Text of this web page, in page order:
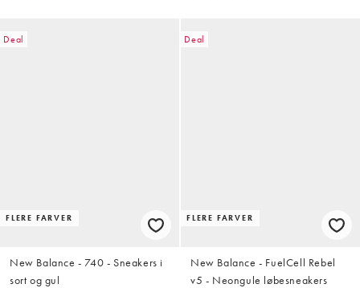
Deal
FLERE FARVER
New Balance - 740 - Sneakers i
sort og gul
Deal
FLERE FARVER
New Balance - FuelCell Rebel
v5 - Neongule løbesneakers